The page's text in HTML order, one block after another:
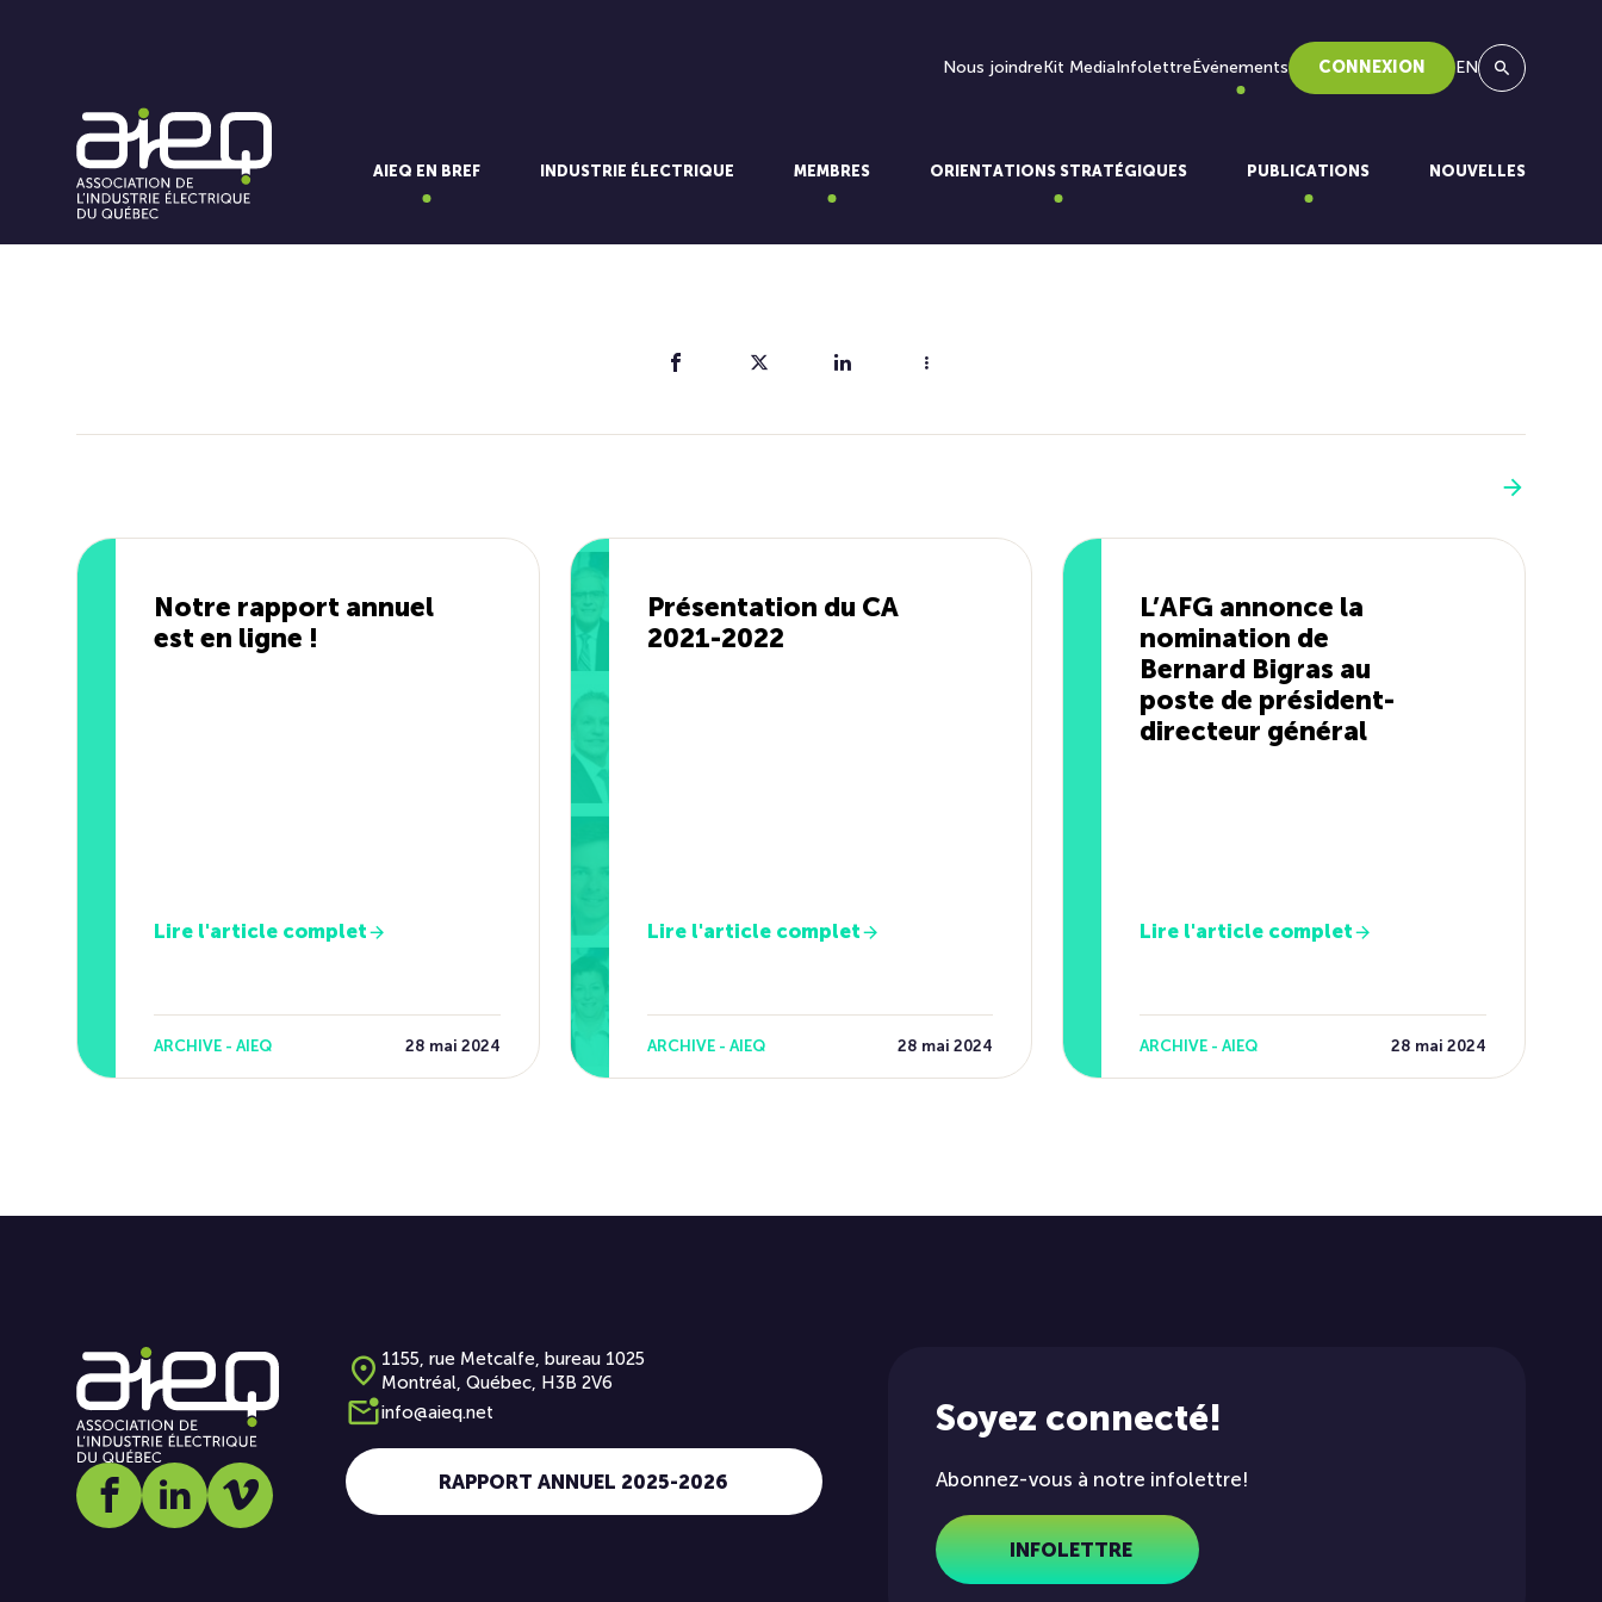
Nous joindreKit MediaInfolettreÉvénements CONNEXION EN
AIEQ EN BREF INDUSTRIE ÉLECTRIQUE MEMBRES ORIENTATIONS STRATÉGIQUES PUBLICATIONS NOUVELLES
Notre rapport annuel
est en ligne !
Lire l'article complet
ARCHIVE - AIEQ 28 mai 2024
Présentation du CA
2021-2022
Lire l'article complet
ARCHIVE - AIEQ 28 mai 2024
L’AFG annonce la
nomination de
Bernard Bigras au
poste de président-
directeur général
Lire l'article complet
ARCHIVE - AIEQ 28 mai 2024
Social media link icon-facebook
Social media link icon-linkedin
Social media link icon-vimeo
1155, rue Metcalfe, bureau 1025
Montréal, Québec, H3B 2V6
info@aieq.net
RAPPORT ANNUEL 2025-2026
Soyez connecté!
Abonnez-vous à notre infolettre!
INFOLETTRE